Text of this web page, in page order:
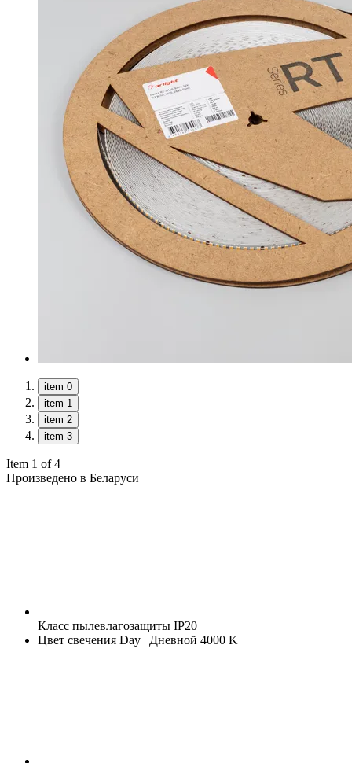
item 0
item 1
item 2
item 3
Item 1 of 4
Произведено в Беларуси
Класс пылевлагозащиты IP20
Цвет свечения Day | Дневной 4000 K